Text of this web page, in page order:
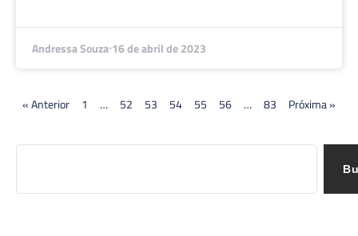
Andressa Souza 16 de abril de 2023
« Anterior 1 … 52 53 54 55 56 … 83 Próxima »